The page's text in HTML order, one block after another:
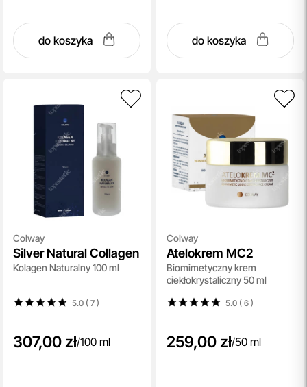
do koszyka do koszyka
Colway
Silver Natural Collagen
Kolagen Naturalny 100 ml
5.0 ( 7)
307,00 zł/100 ml
Colway
Atelokrem MC2
Biomimetyczny krem
ciekłokrystaliczny 50 ml
5.0 ( 6)
259,00 zł/50 ml